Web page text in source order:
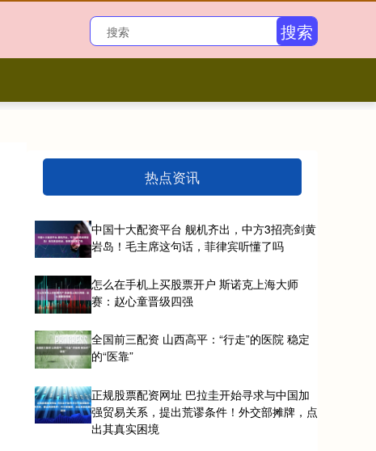
搜索
热点资讯
中国十大配资平台 舰机齐出，中方3招亮剑黄
岩岛！毛主席这句话，菲律宾听懂了吗
怎么在手机上买股票开户 斯诺克上海大师
赛：赵心童晋级四强
全国前三配资 山西高平：“行走”的医院 稳定
的“医靠”
正规股票配资网址 巴拉圭开始寻求与中国加
强贸易关系，提出荒谬条件！外交部摊牌，点
出其真实困境